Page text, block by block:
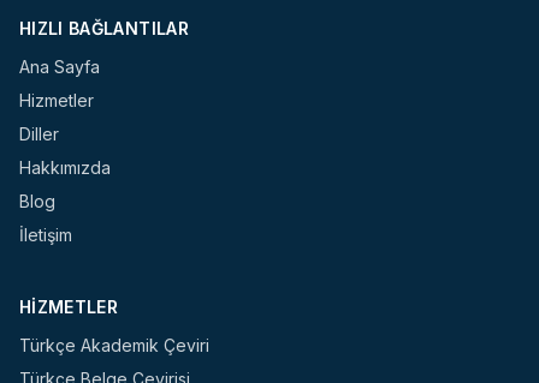
HIZLI BAĞLANTILAR
Ana Sayfa
Hizmetler
Diller
Hakkımızda
Blog
İletişim
HIZMETLER
Türkçe Akademik Çeviri
Türkçe Belge Çevirisi